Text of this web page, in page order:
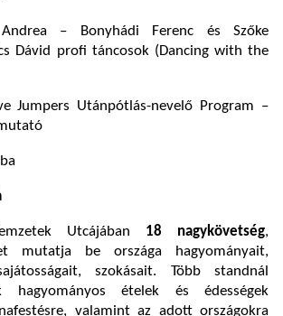
– Bonyhádi Ferenc és Szőke
Dávid profi táncosok (Dancing with the
Jumpers Utánpótlás-nevelő Program –
Utcájában 18 nagykövetség,
mutatja be országa hagyományait,
szokásait. Több standnál
hagyományos ételek és édességek
valamint az adott országokra